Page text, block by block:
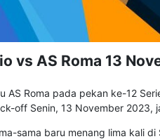
vs AS Roma 13
AS Roma pada pekan ke-12
off Senin, 13 November 2023,
sama baru menang lima kali